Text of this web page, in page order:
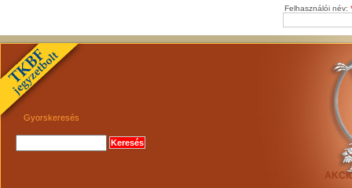
Felhasználói név:
Gyorskeresés